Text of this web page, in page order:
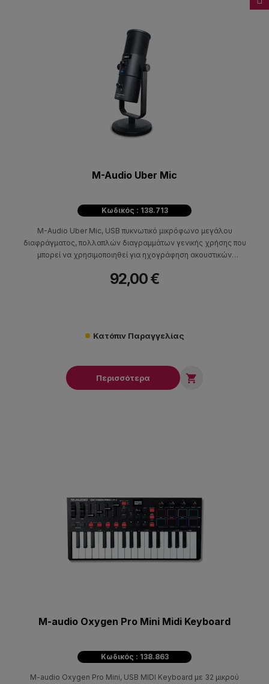
M-Audio Uber Mic
Κωδικός : 138.713
M-Audio Uber Mic, USB πυκνωτικό μικρόφωνο μεγάλου
διαφράγματος, πολλαπλών διαγραμμάτων γενικής χρήσης που
μπορεί να χρησιμοποιηθεί για ηχογράφηση ακουστικών
92,00 €
Κατόπιν Παραγγελίας
Περισσότερα 
M-audio Oxygen Pro Mini Midi Keyboard
Κωδικός : 138.863
M-audio Oxygen Pro Mini, USB MIDI Keyboard με 32 μικρού